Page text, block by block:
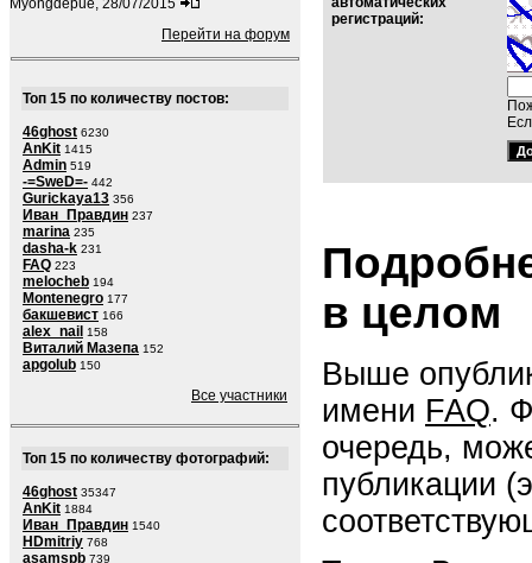
Myongdepue, 28/07/2015
Перейти на форум
Топ 15 по количеству постов:
46ghost 6230
AnKit 1415
Admin 519
-=SweD=- 442
Gurickaya13 356
Иван_Правдин 237
marina 235
dasha-k 231
FAQ 223
melocheb 194
Montenegro 177
бакшевист 166
alex_nail 158
Виталий Мазепа 152
apgolub 150
Все участники
Топ 15 по количеству фотографий:
46ghost 35347
AnKit 1884
Иван_Правдин 1540
HDmitriy 768
asamspb 739
регистраций:
в целом
Выше
имени FAQ.
очередь,
публикации